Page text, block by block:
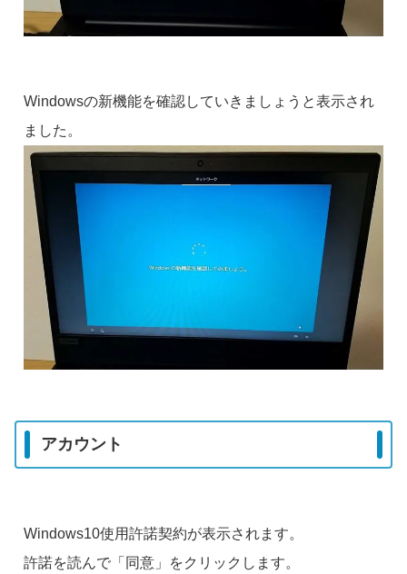
Windowsの新機能を確認していきましょうと表示され
ました。
アカウント
Windows10使用許諾契約が表示されます。
許諾を読んで「同意」をクリックします。